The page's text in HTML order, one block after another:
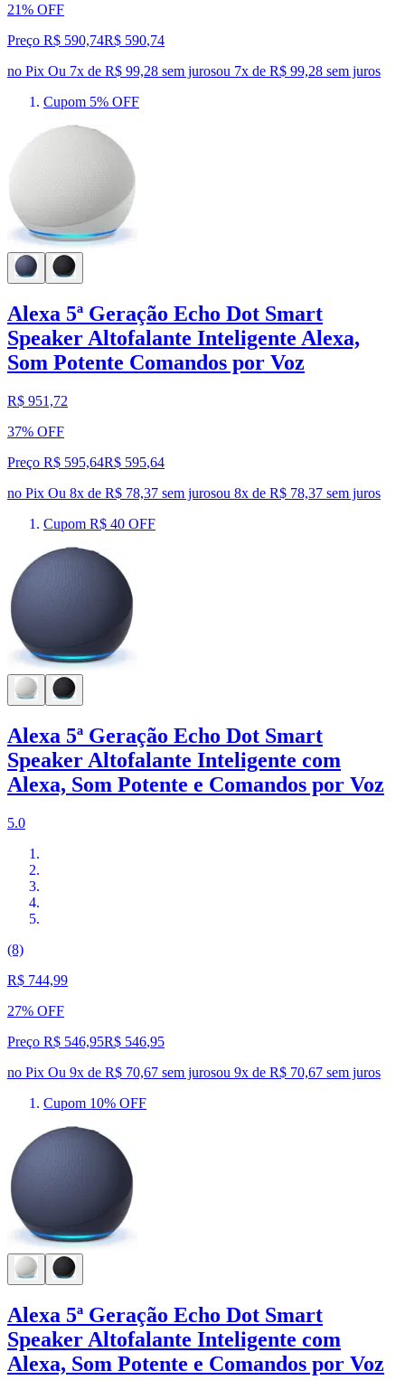
21% OFF
Preço R$ 590,74R$ 590,74
no Pix Ou 7x de R$ 99,28 sem jurosou 7x de R$ 99,28 sem juros
Cupom 5% OFF
Alexa 5ª Geração Echo Dot Smart
Speaker Altofalante Inteligente Alexa,
Som Potente Comandos por Voz
R$ 951,72
37% OFF
Preço R$ 595,64R$ 595,64
no Pix Ou 8x de R$ 78,37 sem jurosou 8x de R$ 78,37 sem juros
Cupom R$ 40 OFF
Alexa 5ª Geração Echo Dot Smart
Speaker Altofalante Inteligente com
Alexa, Som Potente e Comandos por Voz
5.0
(8)
R$ 744,99
27% OFF
Preço R$ 546,95R$ 546,95
no Pix Ou 9x de R$ 70,67 sem jurosou 9x de R$ 70,67 sem juros
Cupom 10% OFF
Alexa 5ª Geração Echo Dot Smart
Speaker Altofalante Inteligente com
Alexa, Som Potente e Comandos por Voz